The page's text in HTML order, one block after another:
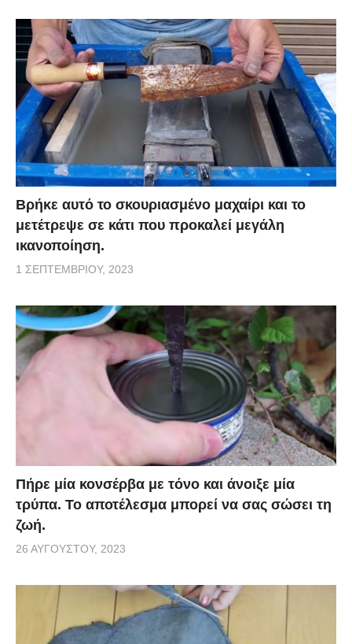
Βρήκε αυτό το σκουριασμένο μαχαίρι και το
μετέτρεψε σε κάτι που προκαλεί μεγάλη
ικανοποίηση.
1 ΣΕΠΤΕΜΒΡΊΟΥ, 2023
Πήρε μία κονσέρβα με τόνο και άνοιξε μία
τρύπα. Το αποτέλεσμα μπορεί να σας σώσει τη
ζωή.
26 ΑΥΓΟΎΣΤΟΥ, 2023